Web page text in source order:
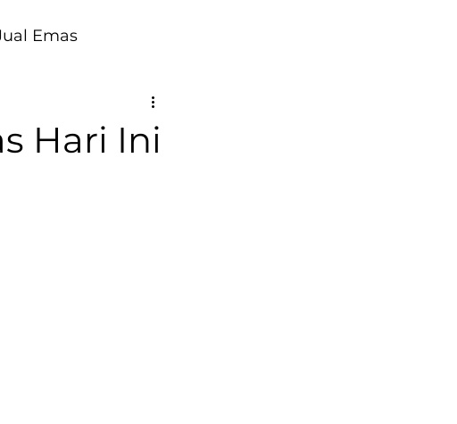
Emas
Hari Ini